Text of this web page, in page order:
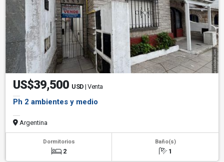
US$39,500 USD | Venta
Ph 2 ambientes y medio
Argentina
Dormitorios
2
Baño(s)
1